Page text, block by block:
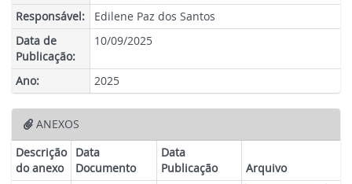
Responsável:
Edilene Paz dos Santos
Data de
Publicação:
10/09/2025
Ano: 2025
ANEXOS
Descrição
do anexo
Data
Documento
Data
Publicação
Arquivo